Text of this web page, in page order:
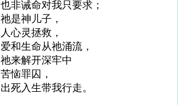
也非诫命对我只要求；
祂是神儿子，
人心灵拯救，
爱和生命从祂涌流，
祂来解开深牢中
苦恼罪囚，
出死入生带我行走。